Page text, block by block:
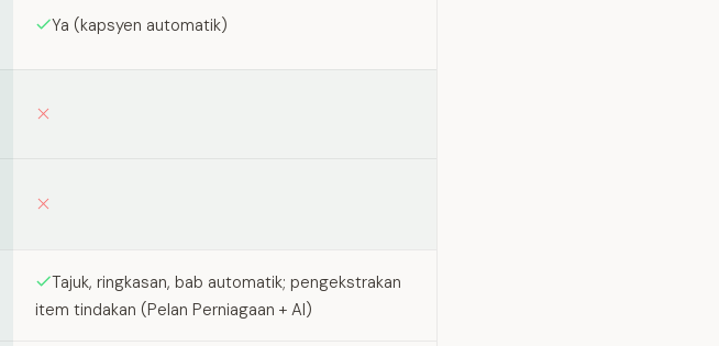
Ya (kapsyen automatik)
Tajuk, ringkasan, bab automatik; pengekstrakan
item tindakan (Pelan Perniagaan + AI)